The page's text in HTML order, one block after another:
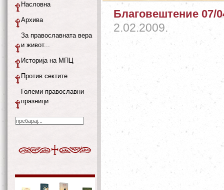
Благовештение 07/
2.02.2009.
Насловна
Архива
За православната вера
и живот...
Историја на МПЦ
Против сектите
Големи православни
празници